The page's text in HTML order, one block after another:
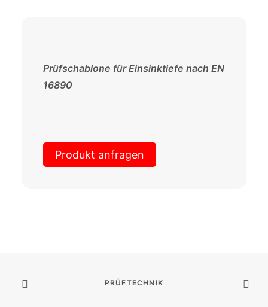
Prüfschablone für Einsinktiefe nach EN
16890
Produkt anfragen
PRÜFTECHNIK